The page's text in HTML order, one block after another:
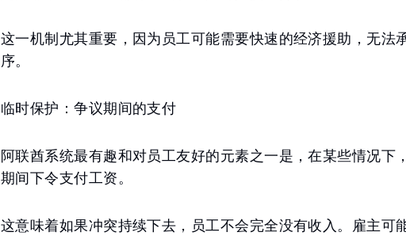
这一机制尤其重要，因为员工可能需要快速的经济援助，无法
序。
临时保护：争议期间的支付
阿联酋系统最有趣和对员工友好的元素之一是，在某些情况下
期间下令支付工资。
这意味着如果冲突持续下去，员工不会完全没有收入。雇主可